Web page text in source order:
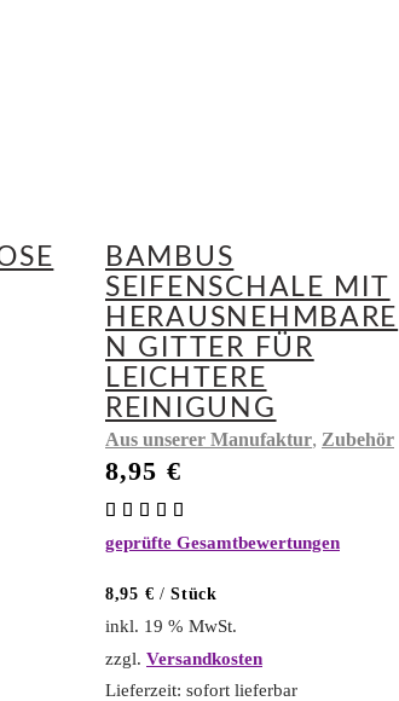
BAMBUS
SEIFENSCHALE MIT
HERAUSNEHMBARE
N GITTER FÜR
LEICHTERE
REINIGUNG
Aus unserer Manufaktur, Zubehör
8,95 €
5.00
geprüfte Gesamtbewertungen
8,95 € /Stück
inkl. 19 % MwSt.
zzgl. Versandkosten
Lieferzeit: sofort lieferbar